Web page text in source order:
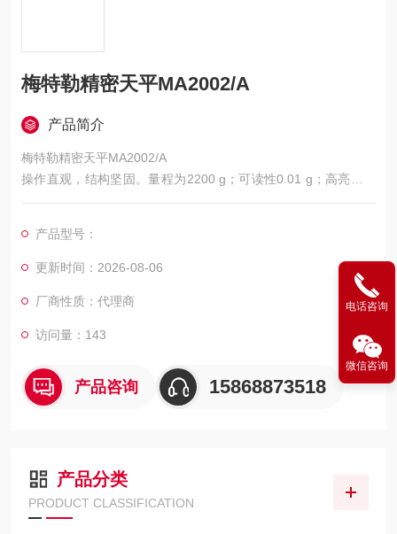
梅特勒精密天平MA2002/A
产品简介
梅特勒精密天平MA2002/A
操作直观，结构坚固。量程为2200 g；可读性0.01 g；高亮度大
显示屏；内部校正；轻松调平；耐化学腐蚀性；USB和RS232连
产品型号：
更新时间：2026-08-06
厂商性质：代理商
访问量：143
产品咨询 15868873518
产品分类
PRODUCT CLASSIFICATION
电话咨询
微信咨询